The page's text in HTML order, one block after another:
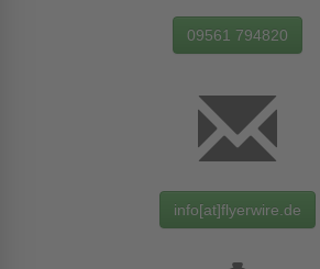
09561 794820
info[at]flyerwire.de